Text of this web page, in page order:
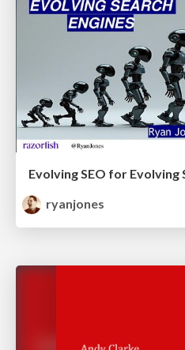
Evolving SEO for Evolving
ryanjones